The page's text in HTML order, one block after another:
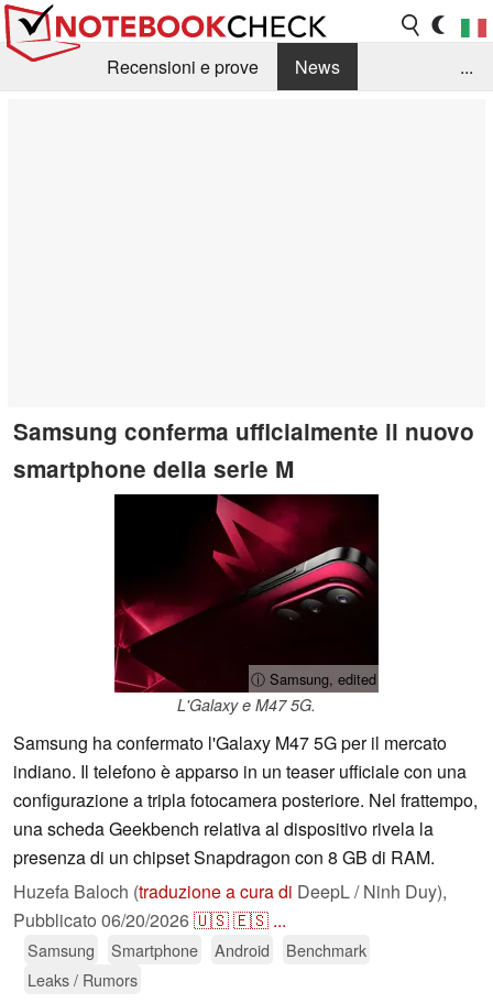
Recensioni e prove
News
...
Samsung conferma ufficialmente il nuovo
smartphone della serie M
ⓘ Samsung, edited
L'Galaxy e M47 5G.
Samsung ha confermato l'Galaxy M47 5G per il mercato
indiano. Il telefono è apparso in un teaser ufficiale con una
configurazione a tripla fotocamera posteriore. Nel frattempo,
una scheda Geekbench relativa al dispositivo rivela la
presenza di un chipset Snapdragon con 8 GB di RAM.
Huzefa Baloch (traduzione a cura di DeepL / Ninh Duy),
Pubblicato 06/20/2026🇺🇸🇪🇸 ...
Samsung Smartphone Android
Benchmark
Leaks / Rumors